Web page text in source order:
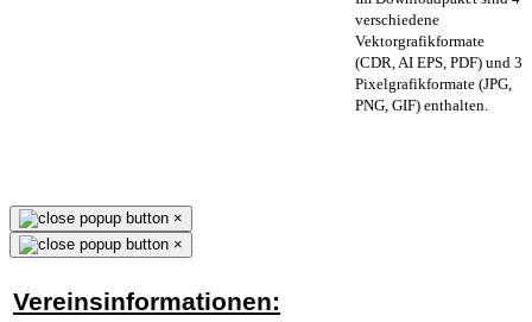
verschiedene
Vektorgrafikformate
(CDR, AI EPS, PDF) und 3
Pixelgrafikformate (JPG,
PNG, GIF) enthalten.
×
×
Vereinsinformationen: